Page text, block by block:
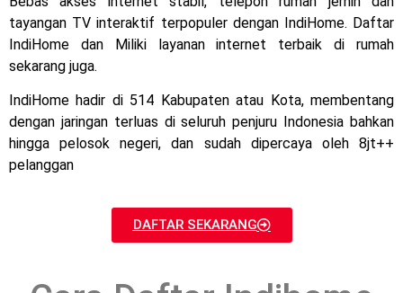
tayangan TV interaktif terpopuler dengan IndiHome. Daftar
IndiHome dan Miliki layanan internet terbaik di rumah
sekarang juga.
IndiHome hadir di 514 Kabupaten atau Kota, membentang
dengan jaringan terluas di seluruh penjuru Indonesia bahkan
hingga pelosok negeri, dan sudah dipercaya oleh 8jt++
pelanggan
DAFTAR SEKARANG